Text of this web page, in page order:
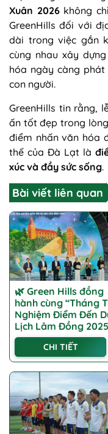
Xuân 2026không
GreenHills đối với
dài trong việc gắn
cùng nhau xây
hóa ngày càng
con người.
GreenHills tin rằng,
ấn tốt đẹp trong
điểm nhấn văn hóa
thế của Đà Lạt là
xúc và đầy sức sống.
Bài viết liên quan
🌿 Green Hills đồng
hành cùng “Tháng
Nghiệm Điểm Đến
Lịch Lâm Đồng
CHI TIẾT